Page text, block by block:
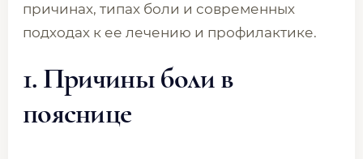
причинах, типах боли и современных
подходах к ее лечению и профилактике.
1. Причины боли в
пояснице